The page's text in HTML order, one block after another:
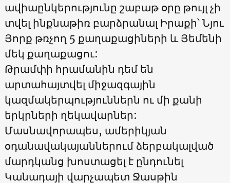
ավիաընկերությունը շաբաթ օրը թույլ չի
տվել ինքնաթիռ բարձրանալ Իրաքի՝ Նյու
Յորք թռչող 5 քաղաքացիների և Յեմենի
մեկ քաղաքացու:
Թրամփի հրամանին դեմ են
արտահայտվել միջազգային
կազմակերպություններն ու մի քանի
երկրների ղեկավարներ:
Մասնավորապես, ամերիկյան
օդանավակայաններում ձերբակալված
մարդկանց խոստացել է ընդունել
Կանադայի վարչապետ Ջասթին